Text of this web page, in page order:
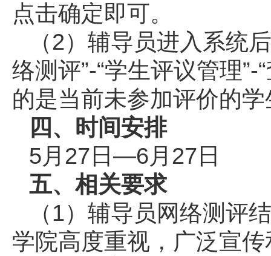
点击确定即可。
（2）辅导员进入系统
络测评”-“学生评议管理
的是当前未参加评价的
四、时间安排
5月27日—6月27日
五、相关要求
（1）辅导员网络测评
学院高度重视，广泛宣